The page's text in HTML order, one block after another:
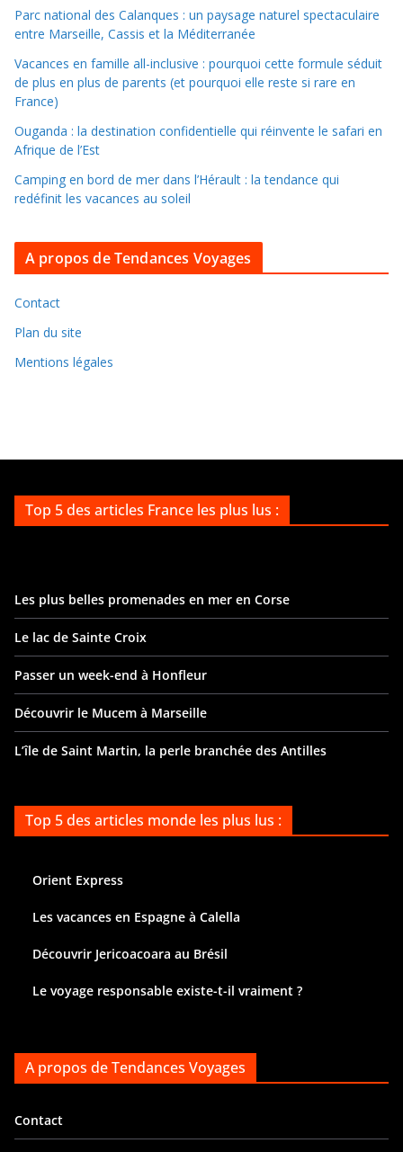
r
d
a
n
s
e
a
i
v
e
Parc national des Calanques : un paysage naturel spectaculaire
entre Marseille, Cassis et la Méditerranée
Vacances en famille all-inclusive : pourquoi cette formule séduit
de plus en plus de parents (et pourquoi elle reste si rare en
France)
Ouganda : la destination confidentielle qui réinvente le safari en
Afrique de l’Est
Camping en bord de mer dans l’Hérault : la tendance qui
redéfinit les vacances au soleil
A propos de Tendances Voyages
Contact
Plan du site
Mentions légales
Top 5 des articles France les plus lus :
Les plus belles promenades en mer en Corse
Le lac de Sainte Croix
Passer un week-end à Honfleur
Découvrir le Mucem à Marseille
L’île de Saint Martin, la perle branchée des Antilles
Top 5 des articles monde les plus lus :
Orient Express
Les vacances en Espagne à Calella
Découvrir Jericoacoara au Brésil
Le voyage responsable existe-t-il vraiment ?
A propos de Tendances Voyages
Contact